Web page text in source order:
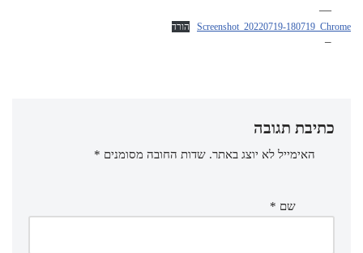
—
Screenshot_20220719-180719_Chrome הורד
–
כתיבת תגובה
האימייל לא יוצג באתר. שדות החובה מסומנים *
שם *